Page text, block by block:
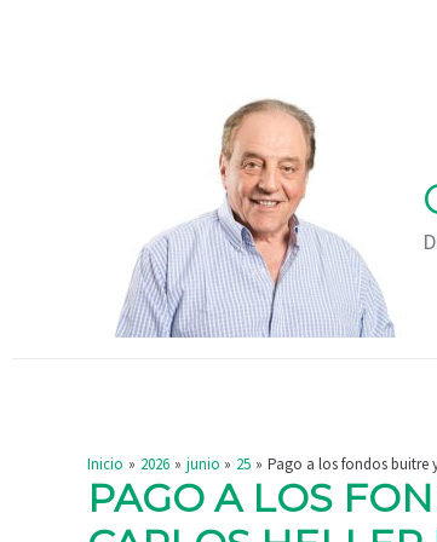
Inicio 2026 junio 25 Pago a los fondos buitre y
PAGO A LOS